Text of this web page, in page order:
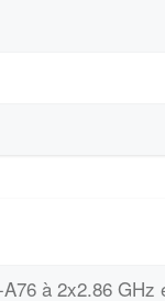
à 2x2.86 GHz